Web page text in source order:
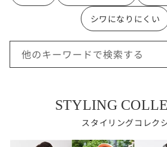
シワになりにくい
他のキーワードで検索する
STYLING
スタイリングコレク